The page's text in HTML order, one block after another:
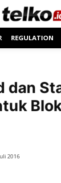
REGULATION
dan
2016